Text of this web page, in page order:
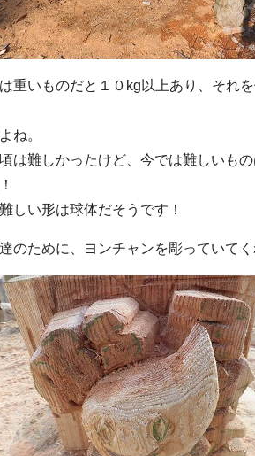
重いものだと１０kg以上あり、それ
ね。
は難しかったけど、今では難しいも
しい形は球体だそうです！
のために、ヨンチャンを彫っていてく